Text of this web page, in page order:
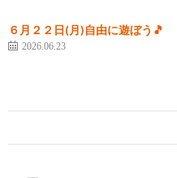
６月２２日(月)自由に遊ぼう🎵
2026.06.23